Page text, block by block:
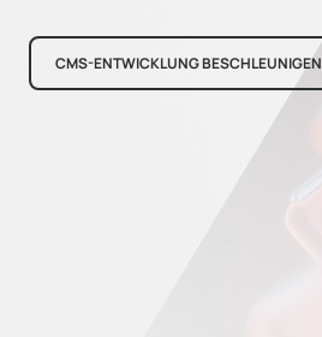
CMS-ENTWICKLUNG BESCHLEUNIGEN